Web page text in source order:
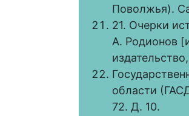
Поволжья).
21. Очерки
А. Родионов
области
72. Д. 10.